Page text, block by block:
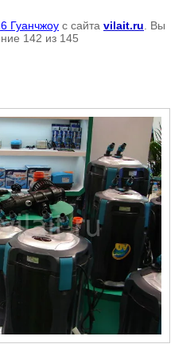
Гуанчжоу с сайта vilait.ru . Вы
142 из 145